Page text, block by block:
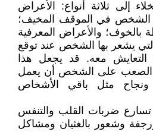
إلى ثلاثة أنواع: الأعراض
الشخص في الموقف المخيف؛
بالخوف؛ والأعراض المعرفية
يشعر بها الشخص عند توقع
معه. قد يجعل هذا
الصعب على الشخص أن يعمل
ونجاح مثل باقي الأشخاص
تسارع ضربات القلب والتنفس
وشعور بالغثيان ومشاكل